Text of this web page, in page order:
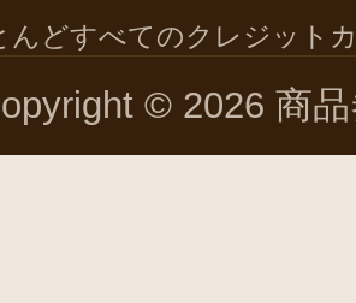
んどすべてのクレジット
© 2026 商